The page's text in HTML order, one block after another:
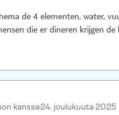
de 4 elementen, water,
die er dineren krijgen de
kanssa24. joulukuuta 2025